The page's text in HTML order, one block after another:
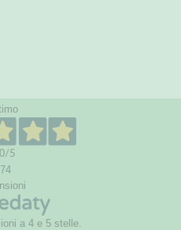
/5
a 4 e 5 stelle.